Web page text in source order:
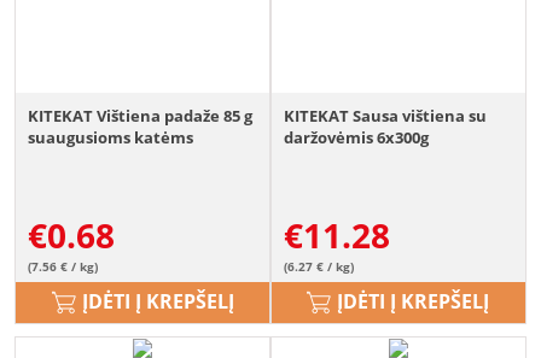
KITEKAT Vištiena padaže 85 g
suaugusioms katėms
€0.68
(7.56 € / kg)
ĮDĖTI Į KREPŠELĮ
KITEKAT Sausa vištiena su
daržovėmis 6x300g
€11.28
(6.27 € / kg)
ĮDĖTI Į KREPŠELĮ